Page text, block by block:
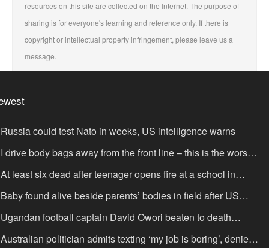
resources on this site are collected on the Internet. The purpose of
sharing is for everyone's learning and reference only. If there is
copyright or intellectual property infringement, please leave us a
message.
Russia could test Nato in weeks, US intelligence warns
I drive body bags away from the front line – this is the worst
I’ve faced’
At least six dead after teenager opens fire at a school in
Baby found alive beside parents’ bodies in field after US
Ugandan football captain David Owori beaten to death
his home in gang robbery
Australian politician admits texting ‘my job is boring’, denies